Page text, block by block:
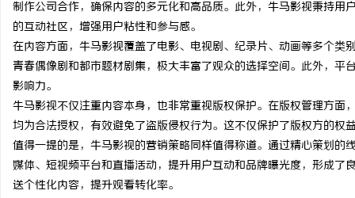
制作公司合作，确保内容的多元化和高品质。此外，牛马影视秉持
的互动社区，增强用户粘性和参与感。
在内容方面，牛马影视覆盖了电影、电视剧、纪录片、动画等多个
青春偶像剧和都市题材剧集，极大丰富了观众的选择空间。此外，
影响力。
牛马影视不仅注重内容本身，也非常重视版权保护。在版权管理方
均为合法授权，有效避免了盗版侵权行为。这不仅保护了版权方的权
值得一提的是，牛马影视的营销策略同样值得称道。通过精心策划
媒体、短视频平台和直播活动，提升用户互动和品牌曝光度，形成
送个性化内容，提升观看转化率。